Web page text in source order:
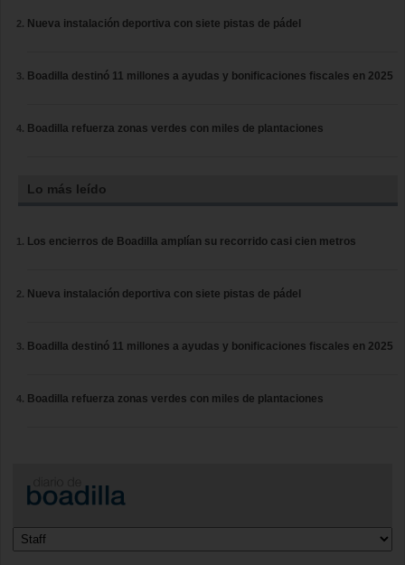
Nueva instalación deportiva con siete pistas de pádel
Boadilla destinó 11 millones a ayudas y bonificaciones fiscales en 2025
Boadilla refuerza zonas verdes con miles de plantaciones
Lo más leído
Los encierros de Boadilla amplían su recorrido casi cien metros
Nueva instalación deportiva con siete pistas de pádel
Boadilla destinó 11 millones a ayudas y bonificaciones fiscales en 2025
Boadilla refuerza zonas verdes con miles de plantaciones